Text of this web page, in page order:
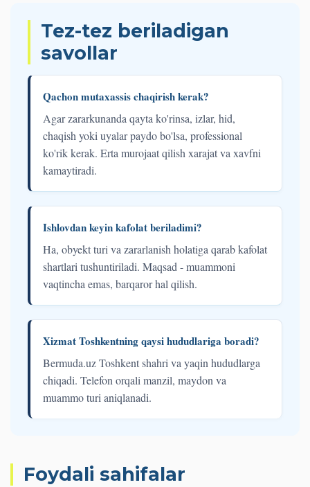
Tez-tez beriladigan
savollar
Qachon mutaxassis chaqirish kerak?
Agar zararkunanda qayta ko'rinsa, izlar, hid,
chaqish yoki uyalar paydo bo'lsa, professional
ko'rik kerak. Erta murojaat qilish xarajat va xavfni
kamaytiradi.
Ishlovdan keyin kafolat beriladimi?
Ha, obyekt turi va zararlanish holatiga qarab kafolat
shartlari tushuntiriladi. Maqsad - muammoni
vaqtincha emas, barqaror hal qilish.
Xizmat Toshkentning qaysi hududlariga boradi?
Bermuda.uz Toshkent shahri va yaqin hududlarga
chiqadi. Telefon orqali manzil, maydon va
muammo turi aniqlanadi.
Foydali sahifalar